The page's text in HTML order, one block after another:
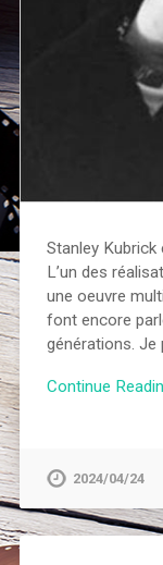
Stanley
L’un des
une oeuvre
font encore
générations. Je
Continue
2024/04/24